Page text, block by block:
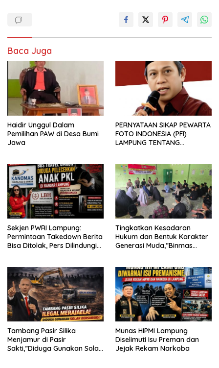
Baca Juga
Haidir Unggul Dalam
Pemilihan PAW di Desa Bumi
Jawa
PERNYATAAN SIKAP PEWARTA
FOTO INDONESIA (PFI)
LAMPUNG TENTANG
TERHADAP JURNALIS DI
PENGADILAN NEGERI
TANJUNG KARANG.
Sekjen PWRI Lampung:
Permintaan Takedown Berita
Bisa Ditolak, Pers Dilindungi
Tingkatkan Kesadaran
Hukum dan Bentuk Karakter
Generasi Muda,”Binmas
fikri
Tambang Pasir Silika
Menjamur di Pasir
Sakti,”Diduga Gunakan Solar
Munas HIPMI Lampung
Diselimuti Isu Preman dan
Jejak Rekam Narkoba